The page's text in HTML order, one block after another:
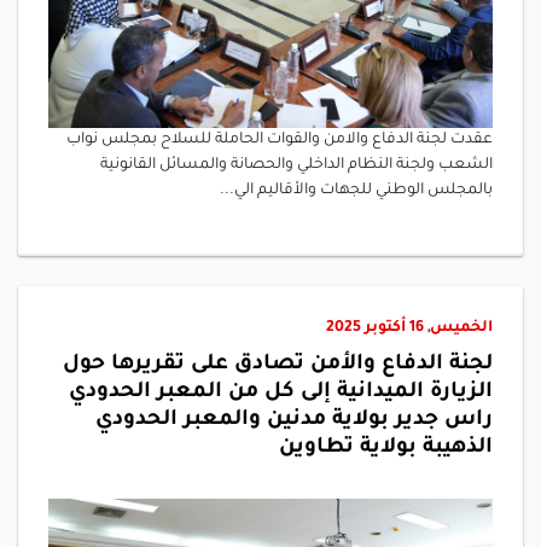
عقدت لجنة الدفاع والامن والقوات الحاملة للسلاح بمجلس نواب
الشعب ولجنة النظام الداخلي والحصانة والمسائل القانونية
بالمجلس الوطني للجهات والأقاليم الي...
الخميس, 16 أكتوبر 2025
لجنة الدفاع والأمن تصادق على تقريرها حول
الزيارة الميدانية إلى كل من المعبر الحدودي
راس جدير بولاية مدنين والمعبر الحدودي
الذهيبة بولاية تطاوين